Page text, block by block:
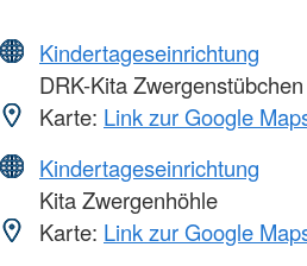
Kindertageseinrichtung
DRK-Kita Zwergenstübchen
Karte: Link zur Google
Kindertageseinrichtung
Kita Zwergenhöhle
Karte: Link zur Google